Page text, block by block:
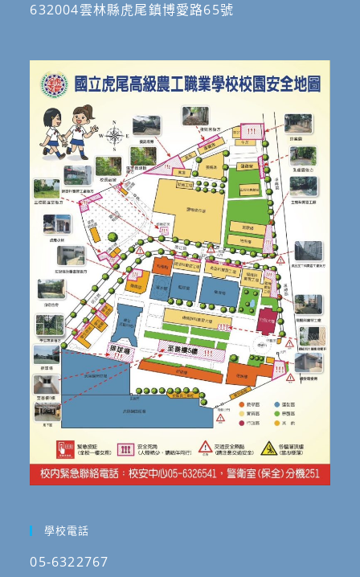
632004雲林縣虎尾鎮博愛路65號
學校電話
05-6322767